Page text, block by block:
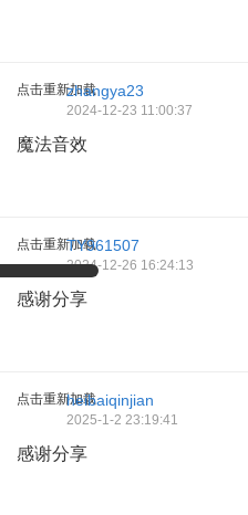
点击重新加载zhangya23
2024-12-23 11:00:37
魔法音效
点击重新加载TY961507
2024-12-26 16:24:13
感谢分享
点击重新加载heibaiqinjian
2025-1-2 23:19:41
感谢分享